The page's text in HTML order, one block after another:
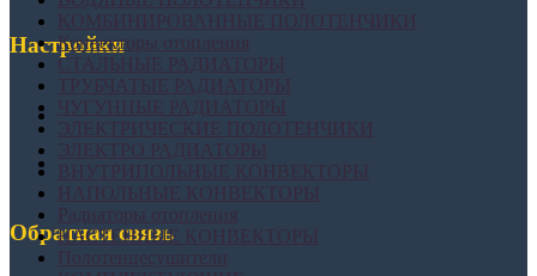
Настройки
Обратная связь
Конвекторы отопления
СТАЛЬНЫЕ РАДИАТОРЫ
НАСТЕННЫЕ КОНВЕКТОРЫ